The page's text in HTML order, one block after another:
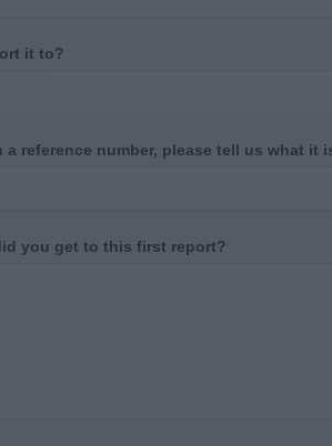
it to?
a reference number, please tell us what it
you get to this first report?